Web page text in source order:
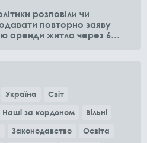
розповіли чи
повторно заяву
оренди житла через 6
Україна
Світ
Наші за кордоном
Вільні
Законодавство
Освіта